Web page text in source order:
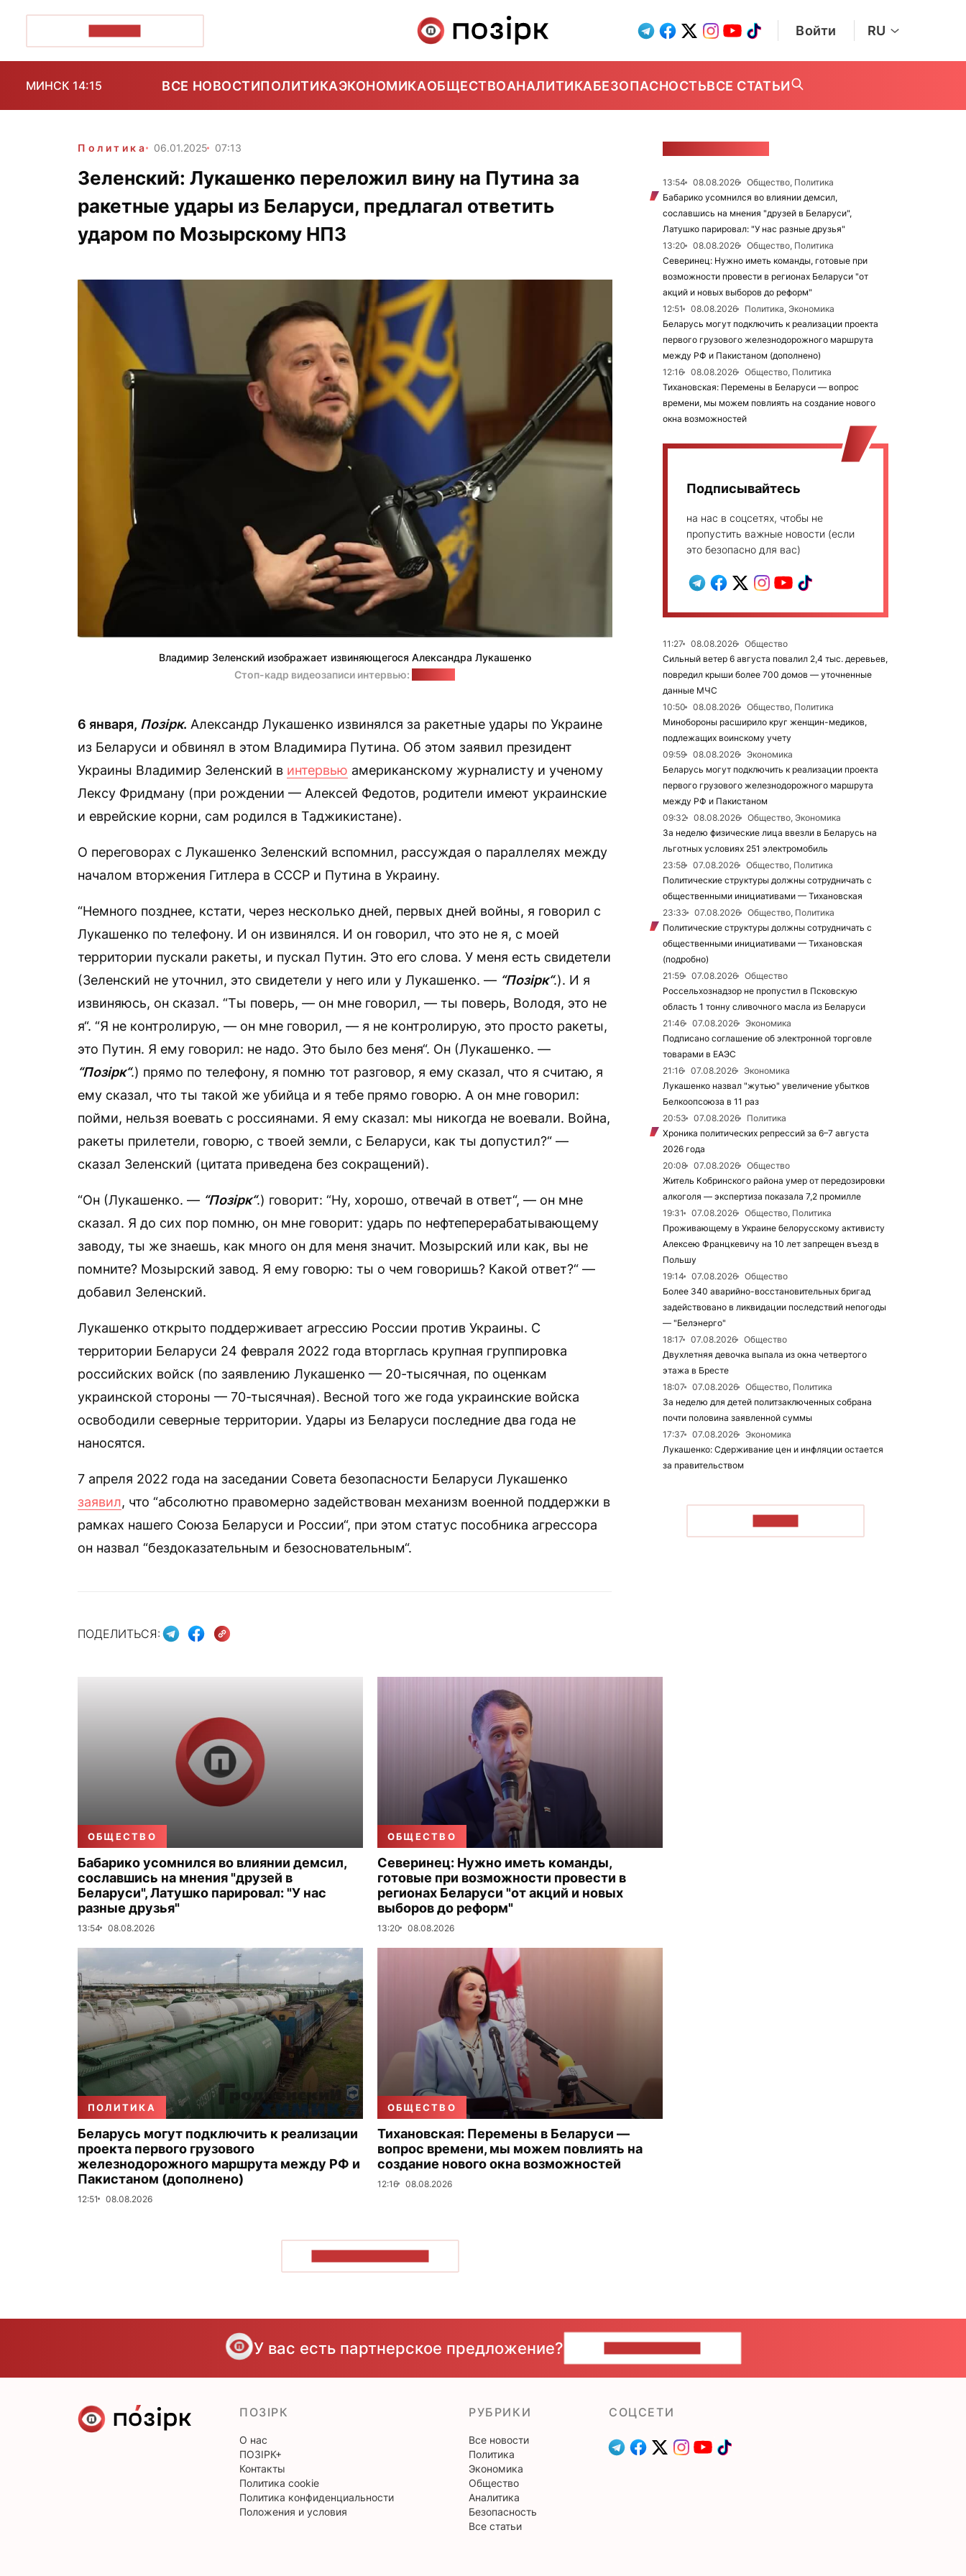
Войти RU
МИНСК 14:15 ВСЕ НОВОСТИПОЛИТИКАЭКОНОМИКАОБЩЕСТВОАНАЛИТИКАБЕЗОПАСНОСТЬВСЕ СТАТЬИ
Политика 06.01.2025 07:13
Зеленский: Лукашенко переложил вину на Путина за
ракетные удары из Беларуси, предлагал ответить
ударом по Мозырскому НПЗ
Владимир Зеленский изображает извиняющегося Александра Лукашенко
Стоп-кадр видеозаписи интервью:
6 января, Позірк. Александр Лукашенко извинялся за ракетные удары по Украине
из Беларуси и обвинял в этом Владимира Путина. Об этом заявил президент
Украины Владимир Зеленский в интервью американскому журналисту и ученому
Лексу Фридману (при рождении — Алексей Федотов, родители имеют украинские
и еврейские корни, сам родился в Таджикистане).
О переговорах с Лукашенко Зеленский вспомнил, рассуждая о параллелях между
началом вторжения Гитлера в СССР и Путина в Украину.
“Немного позднее, кстати, через несколько дней, первых дней войны, я говорил с
Лукашенко по телефону. И он извинялся. И он говорил, что это не я, с моей
территории пускали ракеты, и пускал Путин. Это его слова. У меня есть свидетели
(Зеленский не уточнил, это свидетели у него или у Лукашенко. — “Позірк“.). И я
извиняюсь, он сказал. “Ты поверь, — он мне говорил, — ты поверь, Володя, это не
я“. “Я не контролирую, — он мне говорил, — я не контролирую, это просто ракеты,
это Путин. Я ему говорил: не надо. Это было без меня“. Он (Лукашенко. —
“Позірк“.) прямо по телефону, я помню тот разговор, я ему сказал, что я считаю, я
ему сказал, что ты такой же убийца и я тебе прямо говорю. А он мне говорил:
пойми, нельзя воевать с россиянами. Я ему сказал: мы никогда не воевали. Война,
ракеты прилетели, говорю, с твоей земли, с Беларуси, как ты допустил?“ —
сказал Зеленский (цитата приведена без сокращений).
“Он (Лукашенко. — “Позірк“.) говорит: “Ну, хорошо, отвечай в ответ“, — он мне
сказал. Я до сих пор помню, он мне говорит: ударь по нефтеперерабатывающему
заводу, ты же знаешь, как много он для меня значит. Мозырский или как, вы не
помните? Мозырский завод. Я ему говорю: ты о чем говоришь? Какой ответ?“ —
добавил Зеленский.
Лукашенко открыто поддерживает агрессию России против Украины. С
территории Беларуси 24 февраля 2022 года вторглась крупная группировка
российских войск (по заявлению Лукашенко — 20-тысячная, по оценкам
украинской стороны — 70-тысячная). Весной того же года украинские войска
освободили северные территории. Удары из Беларуси последние два года не
наносятся.
7 апреля 2022 года на заседании Совета безопасности Беларуси Лукашенко
заявил, что “абсолютно правомерно задействован механизм военной поддержки в
рамках нашего Союза Беларуси и России“, при этом статус пособника агрессора
он назвал “бездоказательным и безосновательным“.
ПОДЕЛИТЬСЯ:
ОБЩЕСТВО
Бабарико усомнился во влиянии демсил,
сославшись на мнения "друзей в
Беларуси", Латушко парировал: "У нас
разные друзья"
13:54 08.08.2026
ОБЩЕСТВО
Северинец: Нужно иметь команды,
готовые при возможности провести в
регионах Беларуси "от акций и новых
выборов до реформ"
13:20 08.08.2026
ПОЛИТИКА
Беларусь могут подключить к реализации
проекта первого грузового
железнодорожного маршрута между РФ и
Пакистаном (дополнено)
12:51 08.08.2026
ОБЩЕСТВО
Тихановская: Перемены в Беларуси —
вопрос времени, мы можем повлиять на
создание нового окна возможностей
12:16 08.08.2026
13:54 08.08.2026
Общество, Политика
Бабарико усомнился во влиянии демсил,
сославшись на мнения "друзей в Беларуси",
Латушко парировал: "У нас разные друзья"
13:20
08.08.2026
Общество, Политика
Северинец: Нужно иметь команды, готовые при
возможности провести в регионах Беларуси "от
акций и новых выборов до реформ"
12:51
08.08.2026
Политика, Экономика
Беларусь могут подключить к реализации проекта
первого грузового железнодорожного маршрута
между РФ и Пакистаном (дополнено)
12:16
08.08.2026
Общество, Политика
Тихановская: Перемены в Беларуси — вопрос
времени, мы можем повлиять на создание нового
окна возможностей
Подписывайтесь
на нас в соцсетях, чтобы не
пропустить важные новости (если
это безопасно для вас)
11:27 08.08.2026
Общество
Сильный ветер 6 августа повалил 2,4 тыс. деревьев,
повредил крыши более 700 домов — уточненные
данные МЧС
10:50
08.08.2026
Общество, Политика
Минобороны расширило круг женщин-медиков,
подлежащих воинскому учету
09:59
08.08.2026
Экономика
Беларусь могут подключить к реализации проекта
первого грузового железнодорожного маршрута
между РФ и Пакистаном
09:32
08.08.2026
Общество, Экономика
За неделю физические лица ввезли в Беларусь на
льготных условиях 251 электромобиль
23:58
07.08.2026
Общество, Политика
Политические структуры должны сотрудничать с
общественными инициативами — Тихановская
23:33
07.08.2026
Общество, Политика
Политические структуры должны сотрудничать с
общественными инициативами — Тихановская
(подробно)
21:59
07.08.2026
Общество
Россельхознадзор не пропустил в Псковскую
область 1 тонну сливочного масла из Беларуси
21:46
07.08.2026
Экономика
Подписано соглашение об электронной торговле
товарами в ЕАЭС
21:16
07.08.2026
Экономика
Лукашенко назвал "жутью" увеличение убытков
Белкоопсоюза в 11 раз
20:53
07.08.2026
Политика
Хроника политических репрессий за 6–7 августа
2026 года
20:08
07.08.2026
Общество
Житель Кобринского района умер от передозировки
алкоголя — экспертиза показала 7,2 промилле
19:31
07.08.2026
Общество, Политика
Проживающему в Украине белорусскому активисту
Алексею Францкевичу на 10 лет запрещен въезд в
Польшу
19:14
07.08.2026
Общество
Более 340 аварийно-восстановительных бригад
задействовано в ликвидации последствий непогоды
— "Белэнерго"
18:17
07.08.2026
Общество
Двухлетняя девочка выпала из окна четвертого
этажа в Бресте
18:07
07.08.2026
Общество, Политика
За неделю для детей политзаключенных собрана
почти половина заявленной суммы
17:37
07.08.2026
Экономика
Лукашенко: Сдерживание цен и инфляции остается
за правительством
У вас есть партнерское предложение?
ПОЗІРК
О нас
ПОЗІРК+
Контакты
Политика cookie
Политика конфиденциальности
Положения и условия
РУБРИКИ
Все новости
Политика
Экономика
Общество
Аналитика
Безопасность
Все статьи
CОЦСЕТИ